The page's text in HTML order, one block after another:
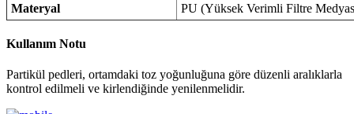
Materyal
PU (Yüksek Verimli Filtre
Kullanım Notu
Partikül pedleri, ortamdaki toz yoğunluğuna göre düzenli aralıklarla
kontrol edilmeli ve kirlendiğinde yenilenmelidir.